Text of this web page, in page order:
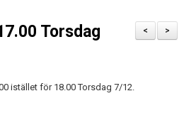
>
<
Torsdag
istället för 18.00 Torsdag 7/12.